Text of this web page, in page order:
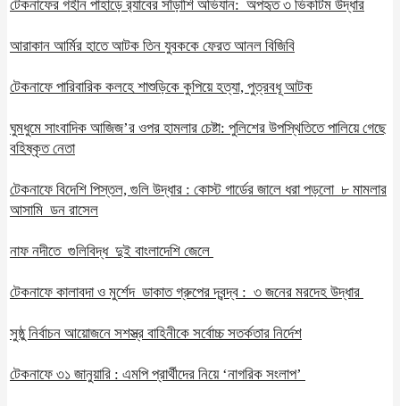
টেকনাফের গহীন পাহাড়ে র‍্যাবের সাঁড়াশি অভিযান: অপহৃত ৩ ভিকটিম উদ্ধার
আরাকান আর্মির হাতে আটক তিন যুবককে ফেরত আনল বিজিবি
টেকনাফে পারিবারিক কলহে শাশুড়িকে কুপিয়ে হত্যা, পুত্রবধূ আটক
ঘুমধুমে সাংবাদিক আজিজ’র ওপর হামলার চেষ্টা: পুলিশের উপস্থিতিতে পালিয়ে গেছে
বহিষ্কৃত নেতা
টেকনাফে বিদেশি পিস্তল, গুলি উদ্ধার : কোস্ট গার্ডের জালে ধরা পড়লো ৮ মামলার
আসামি ডন রাসেল
নাফ নদীতে গুলিবিদ্ধ দুই বাংলাদেশি জেলে
টেকনাফে কালাবদা ও মুর্শেদ ডাকাত গ্রুপের দ্বন্দ্ব : ৩ জনের মরদেহ উদ্ধার
সুষ্ঠু নির্বাচন আয়োজনে সশস্ত্র বাহিনীকে সর্বোচ্চ সতর্কতার নির্দেশ
টেকনাফে ৩১ জানুয়ারি : এমপি প্রার্থীদের নিয়ে ‘নাগরিক সংলাপ’